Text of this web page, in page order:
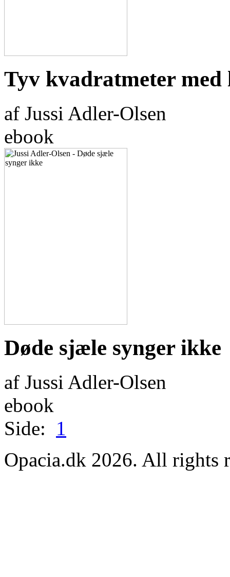
Tyv kvadratmeter med
af Jussi Adler-Olsen
ebook
Døde sjæle synger ikke
af Jussi Adler-Olsen
ebook
Side: 1
Opacia.dk 2026. All rights